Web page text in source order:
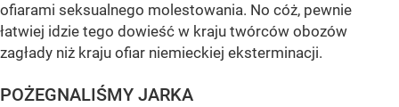
ofiarami seksualnego molestowania. No cóż, pewnie
łatwiej idzie tego dowieść w kraju twórców obozów
zagłady niż kraju ofiar niemieckiej eksterminacji.
POŻEGNALIŚMY JARKA